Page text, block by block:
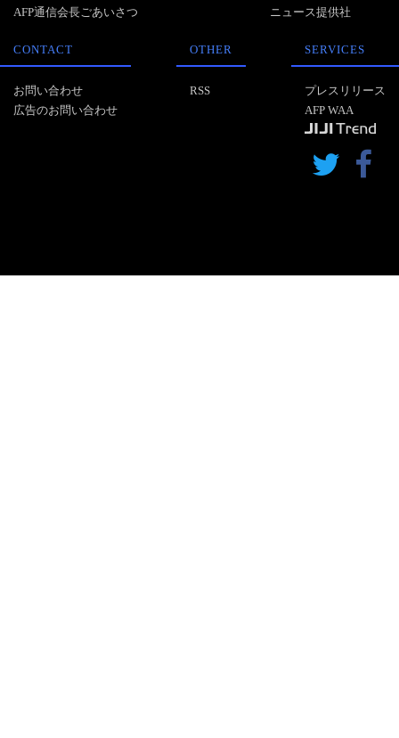
AFP通信会長ごあいさつ
ニュース提供社
CONTACT
お問い合わせ
広告のお問い合わせ
OTHER
RSS
SERVICES
プレスリリース
AFP WAA